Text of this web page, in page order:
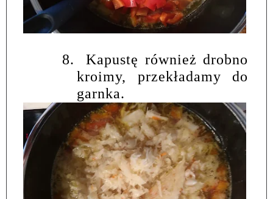
8.
Kapustę również drobno
kroimy, przekładamy do
garnka.